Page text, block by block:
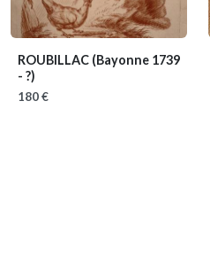
ROUBILLAC (Bayonne 1739
- ?)
180 €